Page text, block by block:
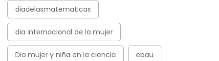
diadelasmatematicas
dia internacional de la mujer
Dia mujer y niña en la ciencia ebau